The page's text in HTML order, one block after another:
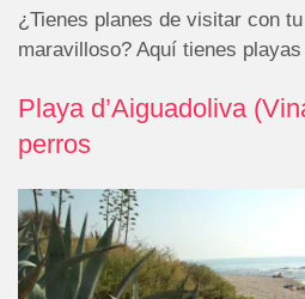
¿Tienes planes de visitar con
maravilloso? Aquí tienes
Playa d’Aiguadoliva
perros